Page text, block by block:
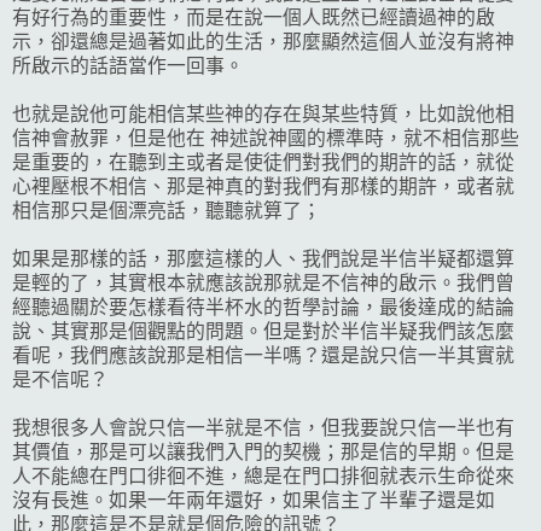
有好行為的重要性，而是在說一個人既然已經讀過神的啟
示，卻還總是過著如此的生活，那麼顯然這個人並沒有將神
所啟示的話語當作一回事。
也就是說他可能相信某些神的存在與某些特質，比如說他相
信神會赦罪，但是他在 神述說神國的標準時，就不相信那些
是重要的，在聽到主或者是使徒們對我們的期許的話，就從
心裡壓根不相信、那是神真的對我們有那樣的期許，或者就
相信那只是個漂亮話，聽聽就算了；
如果是那樣的話，那麼這樣的人、我們說是半信半疑都還算
是輕的了，其實根本就應該說那就是不信神的啟示。我們曾
經聽過關於要怎樣看待半杯水的哲學討論，最後達成的結論
說、其實那是個觀點的問題。但是對於半信半疑我們該怎麼
看呢，我們應該說那是相信一半嗎？還是說只信一半其實就
是不信呢？
我想很多人會說只信一半就是不信，但我要說只信一半也有
其價值，那是可以讓我們入門的契機；那是信的早期。但是
人不能總在門口徘徊不進，總是在門口排徊就表示生命從來
沒有長進。如果一年兩年還好，如果信主了半輩子還是如
此，那麼這是不是就是個危險的訊號？